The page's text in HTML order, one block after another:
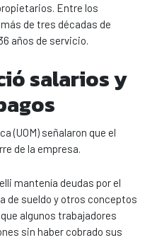
Entre los
de tres décadas de
años de servicio.
salarios y
(UOM) señalaron que el
de la empresa.
mantenía deudas por el
de sueldo y otros conceptos
algunos trabajadores
sin haber cobrado sus